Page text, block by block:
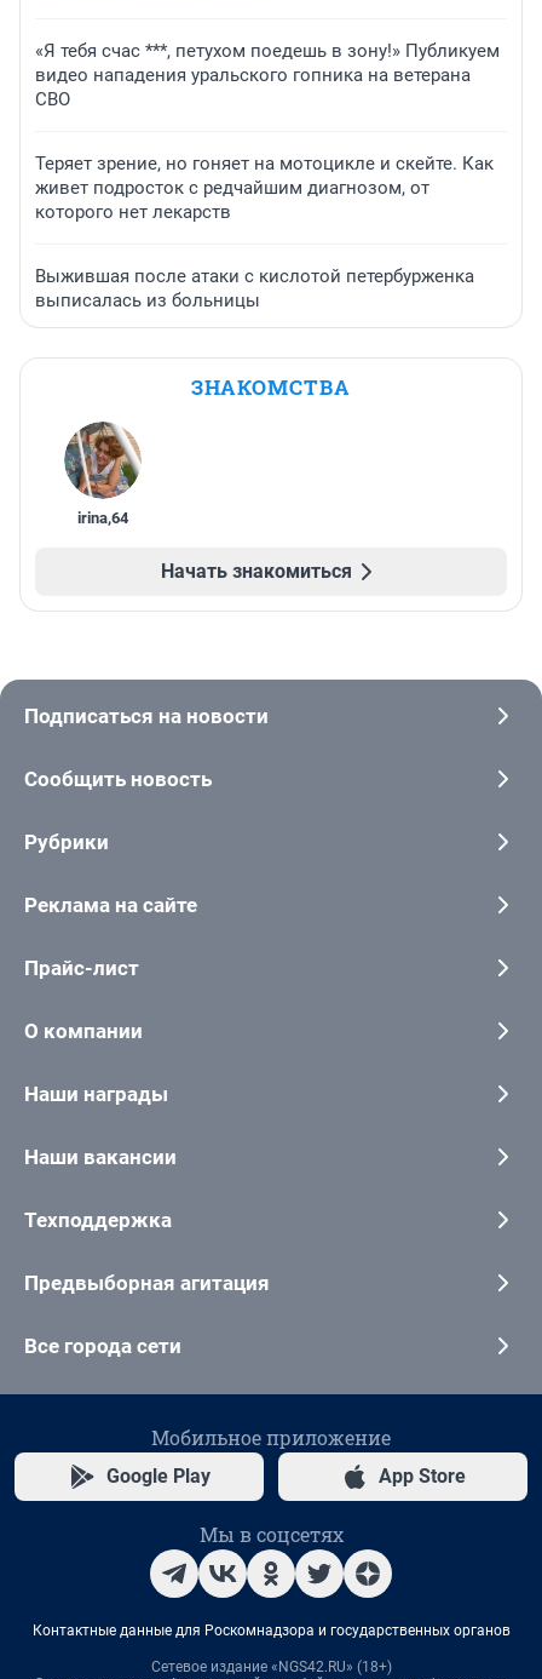
«Я тебя счас ***, петухом поедешь в зону!» Публикуем
видео нападения уральского гопника на ветерана
СВО
Теряет зрение, но гоняет на мотоцикле и скейте. Как
живет подросток с редчайшим диагнозом, от
которого нет лекарств
Выжившая после атаки с кислотой петербурженка
выписалась из больницы
ЗНАКОМСТВА
irina,64
Начать знакомиться
Подписаться на новости
Сообщить новость
Рубрики
Реклама на сайте
Прайс-лист
О компании
Наши награды
Наши вакансии
Техподдержка
Предвыборная агитация
Все города сети
Мобильное приложение
Google Play App Store
Мы в соцсетях
Контактные данные для Роскомнадзора и государственных органов
Сетевое издание «NGS42.RU» (18+)